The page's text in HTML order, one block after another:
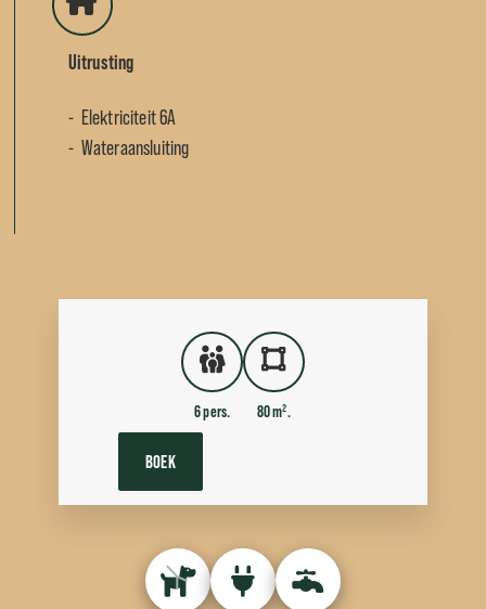
Uitrusting
Elektriciteit 6A
Wateraansluiting
6 pers. 80 m².
BOEK